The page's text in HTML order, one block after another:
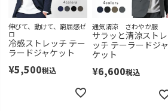
M
L
LL
ブラック
伸びて、動けて、窮屈感ゼ
ロ
冷感ストレッチ テー
ラードジャケット
¥5,500税込
通気清涼 さわやか服
サラッと清涼ストレ
ッチ テーラードジャ
ケット
¥6,600税込